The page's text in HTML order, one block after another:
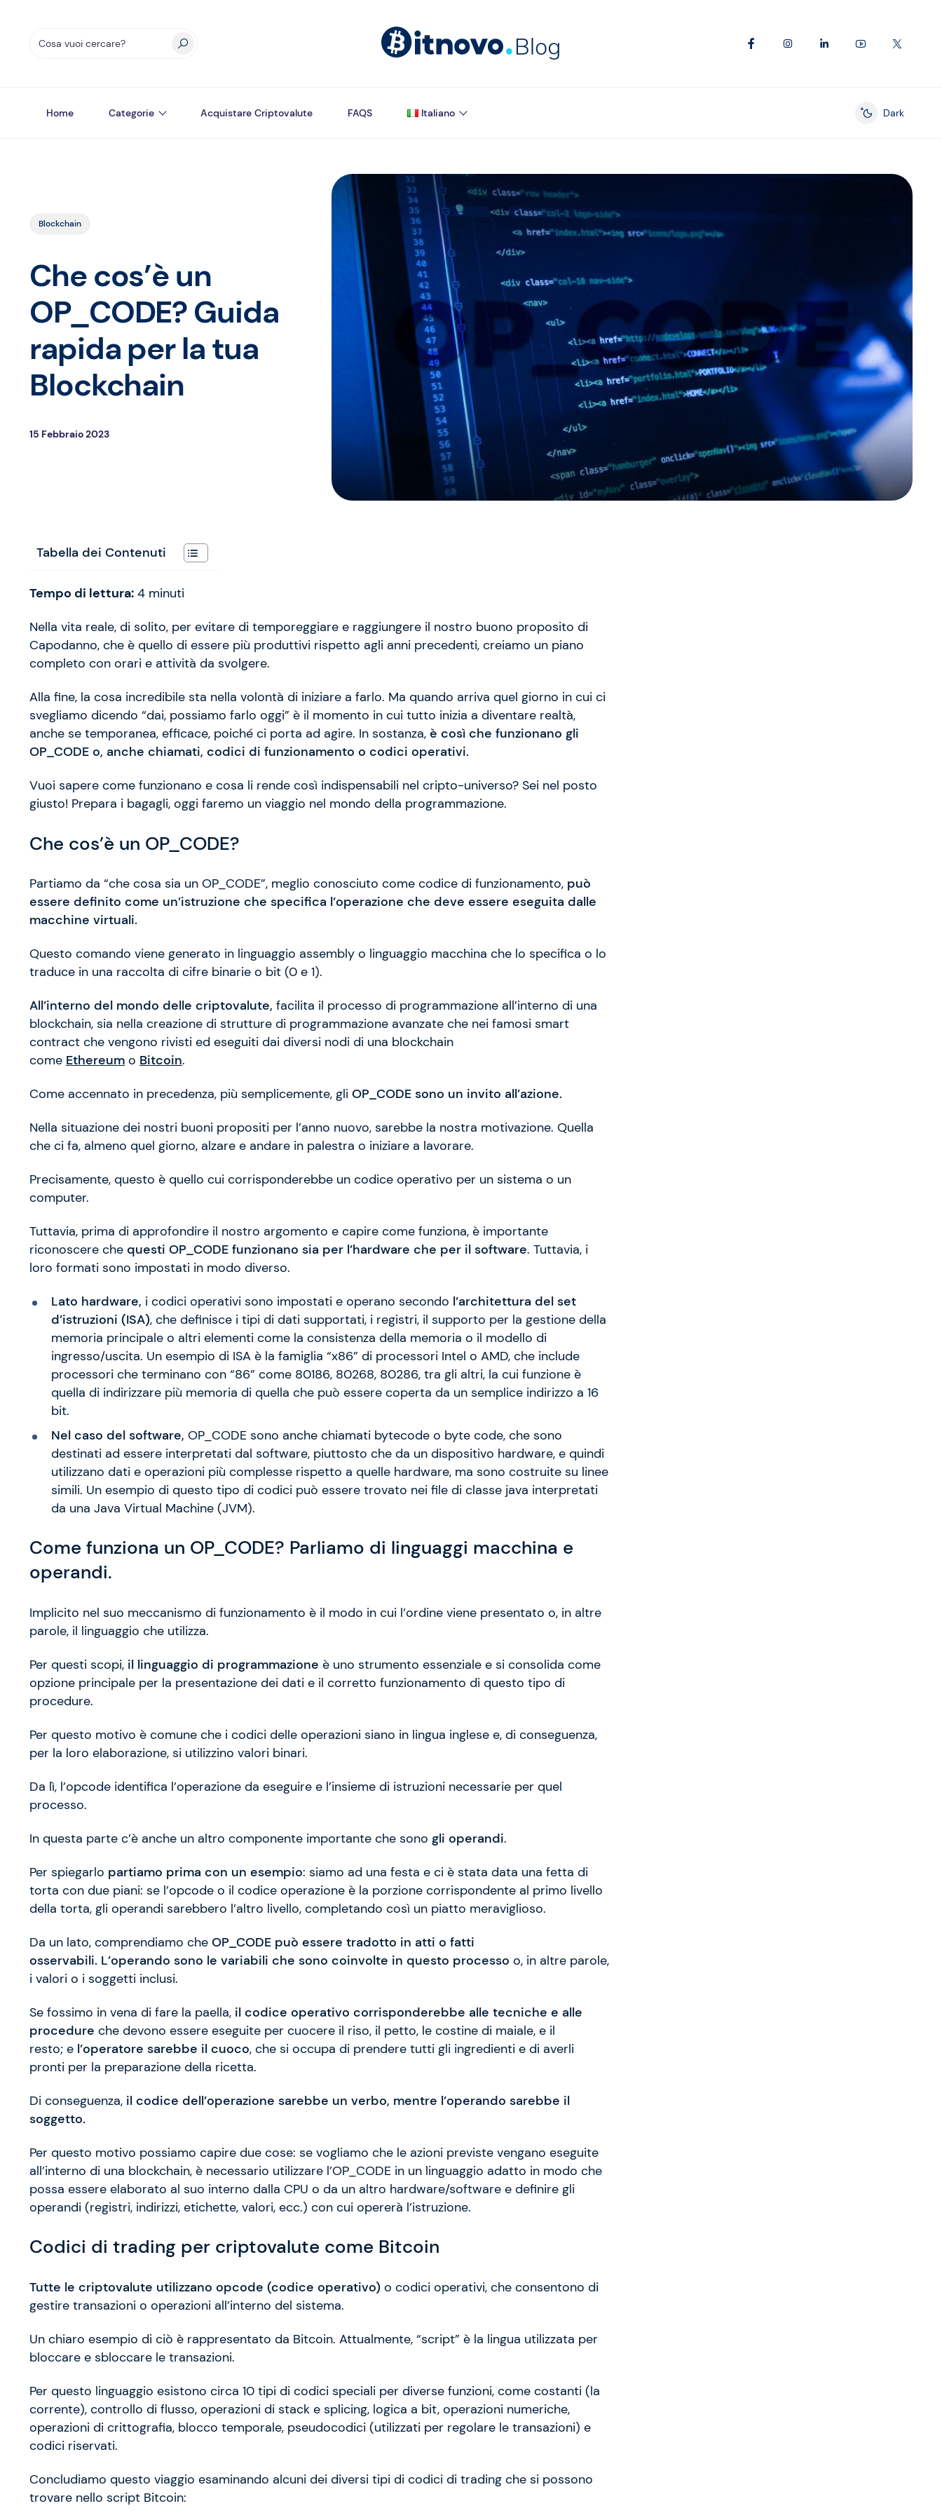
Home Categorie Acquistare Criptovalute FAQS Italiano
Enable dark
Dark
Blockchain
Che cos’è un
OP_CODE? Guida
rapida per la tua
Blockchain
15 Febbraio 2023
Tabella dei Contenuti
Tempo di lettura: 4 minuti
Nella vita reale, di solito, per evitare di temporeggiare e raggiungere il nostro buono proposito di
Capodanno, che è quello di essere più produttivi rispetto agli anni precedenti, creiamo un piano
completo con orari e attività da svolgere.
Alla fine, la cosa incredibile sta nella volontà di iniziare a farlo. Ma quando arriva quel giorno in cui ci
svegliamo dicendo “dai, possiamo farlo oggi” è il momento in cui tutto inizia a diventare realtà,
anche se temporanea, efficace, poiché ci porta ad agire. In sostanza, è così che funzionano gli
OP_CODE o, anche chiamati, codici di funzionamento o codici operativi.
Vuoi sapere come funzionano e cosa li rende così indispensabili nel cripto-universo? Sei nel posto
giusto! Prepara i bagagli, oggi faremo un viaggio nel mondo della programmazione.
Che cos’è un OP_CODE?
Partiamo da “che cosa sia un OP_CODE”, meglio conosciuto come codice di funzionamento, può
essere definito come un’istruzione che specifica l’operazione che deve essere eseguita dalle
macchine virtuali.
Questo comando viene generato in linguaggio assembly o linguaggio macchina che lo specifica o lo
traduce in una raccolta di cifre binarie o bit (0 e 1).
All’interno del mondo delle criptovalute, facilita il processo di programmazione all’interno di una
blockchain, sia nella creazione di strutture di programmazione avanzate che nei famosi smart
contract che vengono rivisti ed eseguiti dai diversi nodi di una blockchain
come Ethereum o Bitcoin.
Come accennato in precedenza, più semplicemente, gli OP_CODE sono un invito all’azione.
Nella situazione dei nostri buoni propositi per l’anno nuovo, sarebbe la nostra motivazione. Quella
che ci fa, almeno quel giorno, alzare e andare in palestra o iniziare a lavorare.
Precisamente, questo è quello cui corrisponderebbe un codice operativo per un sistema o un
computer.
Tuttavia, prima di approfondire il nostro argomento e capire come funziona, è importante
riconoscere che questi OP_CODE funzionano sia per l’hardware che per il software. Tuttavia, i
loro formati sono impostati in modo diverso.
Lato hardware, i codici operativi sono impostati e operano secondo l’architettura del set
d’istruzioni (ISA), che definisce i tipi di dati supportati, i registri, il supporto per la gestione della
memoria principale o altri elementi come la consistenza della memoria o il modello di
ingresso/uscita. Un esempio di ISA è la famiglia “x86” di processori Intel o AMD, che include
processori che terminano con “86” come 80186, 80268, 80286, tra gli altri, la cui funzione è
quella di indirizzare più memoria di quella che può essere coperta da un semplice indirizzo a 16
bit.
Nel caso del software, OP_CODE sono anche chiamati bytecode o byte code, che sono
destinati ad essere interpretati dal software, piuttosto che da un dispositivo hardware, e quindi
utilizzano dati e operazioni più complesse rispetto a quelle hardware, ma sono costruite su linee
simili. Un esempio di questo tipo di codici può essere trovato nei file di classe java interpretati
da una Java Virtual Machine (JVM).
Come funziona un OP_CODE? Parliamo di linguaggi macchina e
operandi.
Implicito nel suo meccanismo di funzionamento è il modo in cui l’ordine viene presentato o, in altre
parole, il linguaggio che utilizza.
Per questi scopi, il linguaggio di programmazione è uno strumento essenziale e si consolida come
opzione principale per la presentazione dei dati e il corretto funzionamento di questo tipo di
procedure.
Per questo motivo è comune che i codici delle operazioni siano in lingua inglese e, di conseguenza,
per la loro elaborazione, si utilizzino valori binari.
Da lì, l’opcode identifica l’operazione da eseguire e l’insieme di istruzioni necessarie per quel
processo.
In questa parte c’è anche un altro componente importante che sono gli operandi.
Per spiegarlo partiamo prima con un esempio: siamo ad una festa e ci è stata data una fetta di
torta con due piani: se l’opcode o il codice operazione è la porzione corrispondente al primo livello
della torta, gli operandi sarebbero l’altro livello, completando così un piatto meraviglioso.
Da un lato, comprendiamo che OP_CODE può essere tradotto in atti o fatti
osservabili. L’operando sono le variabili che sono coinvolte in questo processo o, in altre parole,
i valori o i soggetti inclusi.
Se fossimo in vena di fare la paella, il codice operativo corrisponderebbe alle tecniche e alle
procedure che devono essere eseguite per cuocere il riso, il petto, le costine di maiale, e il
resto; e l’operatore sarebbe il cuoco, che si occupa di prendere tutti gli ingredienti e di averli
pronti per la preparazione della ricetta.
Di conseguenza, il codice dell’operazione sarebbe un verbo, mentre l’operando sarebbe il
soggetto.
Per questo motivo possiamo capire due cose: se vogliamo che le azioni previste vengano eseguite
all’interno di una blockchain, è necessario utilizzare l’OP_CODE in un linguaggio adatto in modo che
possa essere elaborato al suo interno dalla CPU o da un altro hardware/software e definire gli
operandi (registri, indirizzi, etichette, valori, ecc.) con cui opererà l’istruzione.
Codici di trading per criptovalute come Bitcoin
Tutte le criptovalute utilizzano opcode (codice operativo) o codici operativi, che consentono di
gestire transazioni o operazioni all’interno del sistema.
Un chiaro esempio di ciò è rappresentato da Bitcoin. Attualmente, “script” è la lingua utilizzata per
bloccare e sbloccare le transazioni.
Per questo linguaggio esistono circa 10 tipi di codici speciali per diverse funzioni, come costanti (la
corrente), controllo di flusso, operazioni di stack e splicing, logica a bit, operazioni numeriche,
operazioni di crittografia, blocco temporale, pseudocodici (utilizzati per regolare le transazioni) e
codici riservati.
Concludiamo questo viaggio esaminando alcuni dei diversi tipi di codici di trading che si possono
trovare nello script Bitcoin: